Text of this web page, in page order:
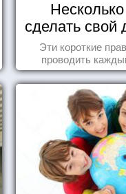
сделать
Эти короткие
проводить